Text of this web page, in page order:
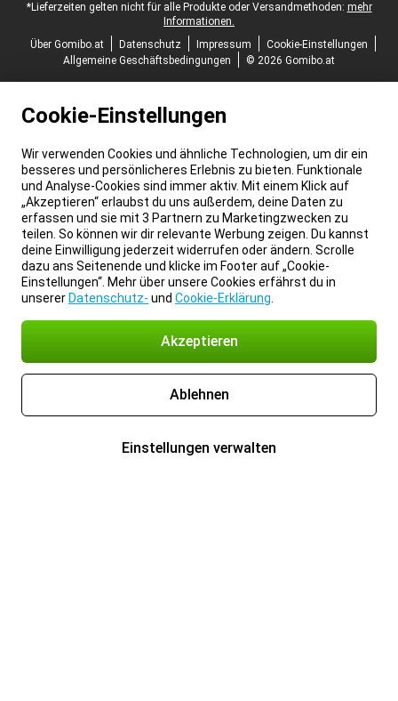
*Lieferzeiten gelten nicht für alle Produkte oder Versandmethoden: mehr
Informationen.
Über Gomibo.at
Datenschutz Impressum
Cookie-Einstellungen
Allgemeine Geschäftsbedingungen
© 2026 Gomibo.at
Cookie-Einstellungen
Wir verwenden Cookies und ähnliche Technologien, um dir ein
besseres und persönlicheres Erlebnis zu bieten. Funktionale
und Analyse-Cookies sind immer aktiv. Mit einem Klick auf
„Akzeptieren“ erlaubst du uns außerdem, deine Daten zu
erfassen und sie mit 3 Partnern zu Marketingzwecken zu
teilen. So können wir dir relevante Werbung zeigen. Du kannst
deine Einwilligung jederzeit widerrufen oder ändern. Scrolle
dazu ans Seitenende und klicke im Footer auf „Cookie-
Einstellungen“. Mehr über unsere Cookies erfährst du in
unserer Datenschutz- und Cookie-Erklärung
Akzeptieren
Ablehnen
Einstellungen verwalten